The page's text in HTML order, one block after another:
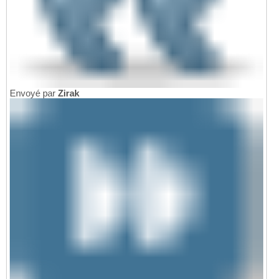
Envoyé par Zirak